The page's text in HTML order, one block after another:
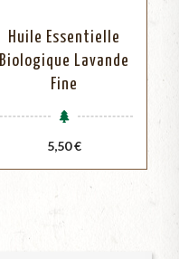
Huile Essentielle
Biologique Lavande
Fine
Prix
5,50 €